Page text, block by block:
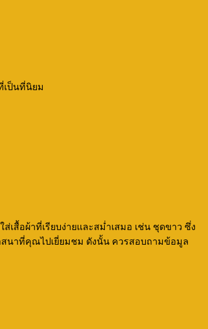
เป็นที่นิยม
สื้อผ้าที่เรียบง่ายและสม่ำเสมอ เช่น ชุดขาว ซึ่ง
นาที่คุณไปเยี่ยมชม ดังนั้น ควรสอบถามข้อมูล